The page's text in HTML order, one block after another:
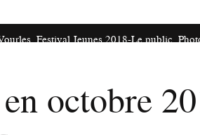
Festival Jeunes 2018-Le public.
octobre